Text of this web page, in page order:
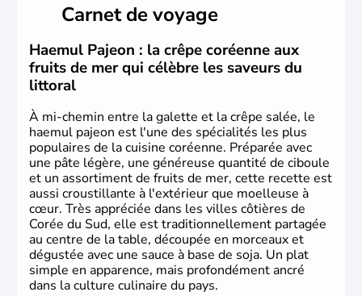
christianisme et le bouddhisme en sont les deux
principales religions. Ce pays partage sa culture avec la
Corée du Nord. Les Jeux Olympiques s’y sont déroulés en
1988, de même que la Coupe du Monde de football en
2002, en collaboration avec le Japon.
Carnet de voyage
Haemul Pajeon : la crêpe coréenne aux
fruits de mer qui célèbre les saveurs du
littoral
À mi-chemin entre la galette et la crêpe salée, le
haemul pajeon est l'une des spécialités les plus
populaires de la cuisine coréenne. Préparée avec
une pâte légère, une généreuse quantité de ciboule
et un assortiment de fruits de mer, cette recette est
aussi croustillante à l'extérieur que moelleuse à
cœur. Très appréciée dans les villes côtières de
Corée du Sud, elle est traditionnellement partagée
au centre de la table, découpée en morceaux et
dégustée avec une sauce à base de soja. Un plat
simple en apparence, mais profondément ancré
dans la culture culinaire du pays.